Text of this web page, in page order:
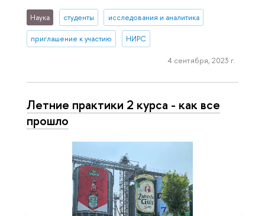
Наука студенты исследования и аналитика
приглашение к участию НИРС
4 сентября, 2023 г.
Летние практики 2 курса - как все
прошло